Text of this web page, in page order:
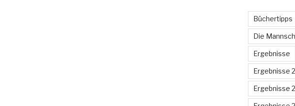
Büchertipps
Die
Ergebnisse
Ergebnisse
Ergebnisse